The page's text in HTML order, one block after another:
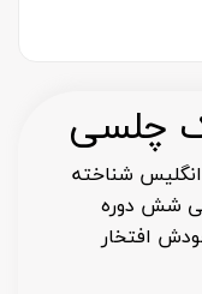
چلسی
شناخته
شش دوره
افتخار